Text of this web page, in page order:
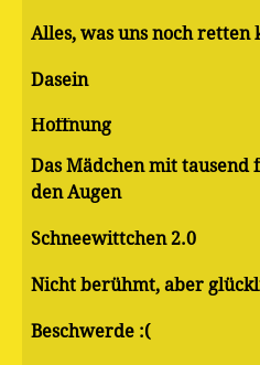
Alles, was uns noch retten
Dasein
Hoffnung
Das Mädchen mit
den Augen
Schneewittchen 2.0
Nicht berühmt, aber
Beschwerde :(